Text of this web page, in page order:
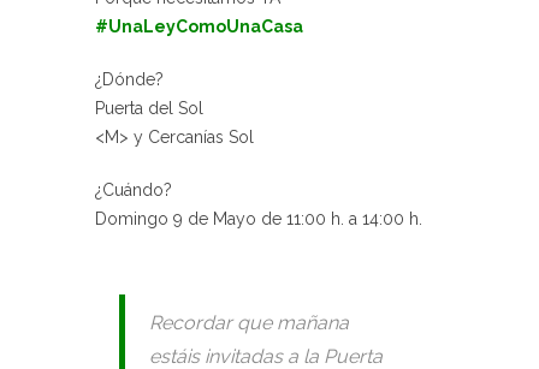
#UnaLeyComoUnaCasa
¿Dónde?
Puerta del Sol
<M> y Cercanías Sol
¿Cuándo?
Domingo 9 de Mayo de 11:00 h. a 14:00 h.
Recordar que mañana
estáis invitadas a la Puerta